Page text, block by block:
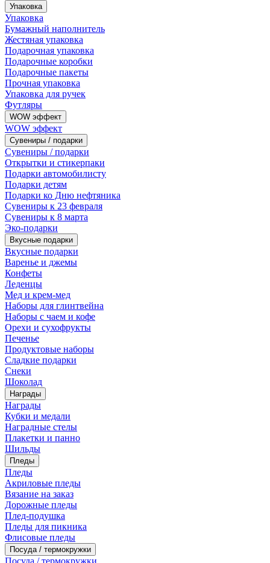
Упаковка
Упаковка
Бумажный наполнитель
Жестяная упаковка
Подарочная упаковка
Подарочные коробки
Подарочные пакеты
Прочная упаковка
Упаковка для ручек
Футляры
WOW эффект
WOW эффект
Сувениры / подарки
Сувениры / подарки
Открытки и стикерпаки
Подарки автомобилисту
Подарки детям
Подарки ко Дню нефтяника
Сувениры к 23 февраля
Сувениры к 8 марта
Эко-подарки
Вкусные подарки
Вкусные подарки
Варенье и джемы
Конфеты
Леденцы
Мед и крем-мед
Наборы для глинтвейна
Наборы с чаем и кофе
Орехи и сухофрукты
Печенье
Продуктовые наборы
Сладкие подарки
Снеки
Шоколад
Награды
Награды
Кубки и медали
Наградные стелы
Плакетки и панно
Шильды
Пледы
Пледы
Акриловые пледы
Вязание на заказ
Дорожные пледы
Плед-подушка
Пледы для пикника
Флисовые пледы
Посуда / термокружки
Посуда / термокружки